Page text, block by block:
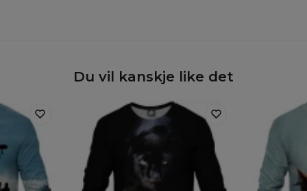
Du vil kanskje like det